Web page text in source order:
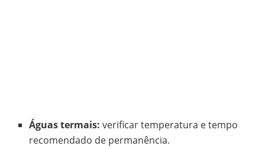
Águas termais: verificar temperatura e tempo
recomendado de permanência.